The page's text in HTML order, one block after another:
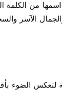
اسمها من الكلمة
الآسر
لتعكس الضوء